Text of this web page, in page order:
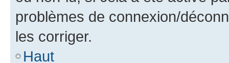
problèmes de connexion/
les corriger.
Haut